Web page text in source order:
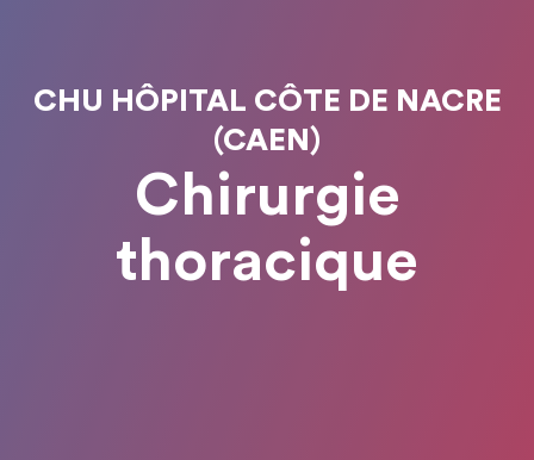
CHU HÔPITAL CÔTE DE NACRE
(CAEN)
Chirurgie
thoracique